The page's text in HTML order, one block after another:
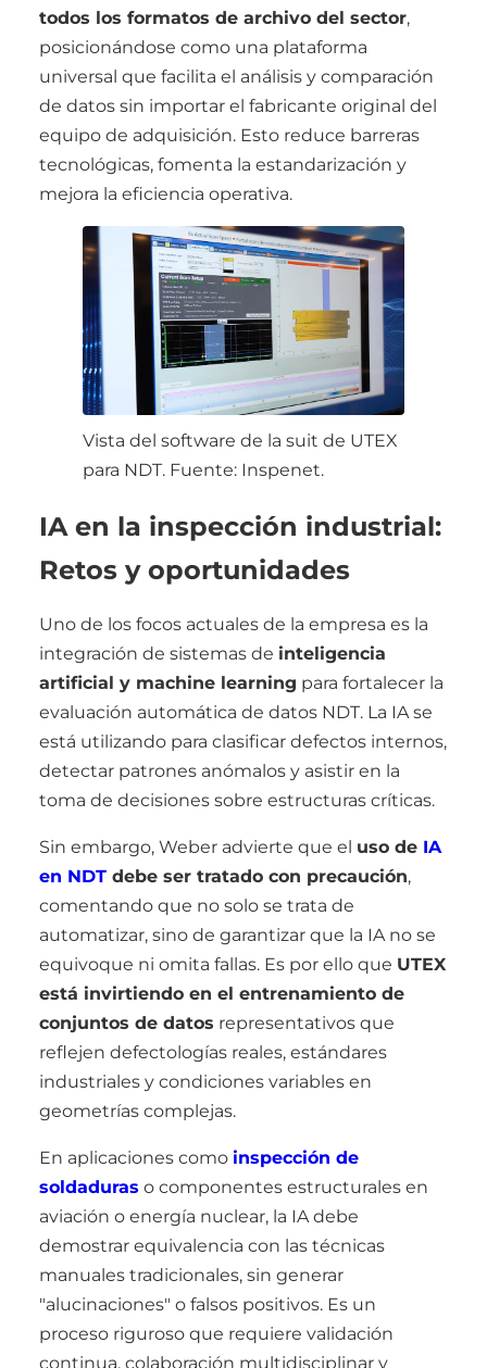
todos los formatos de archivo del sector,
posicionándose como una plataforma
universal que facilita el análisis y comparación
de datos sin importar el fabricante original del
equipo de adquisición. Esto reduce barreras
tecnológicas, fomenta la estandarización y
mejora la eficiencia operativa.
Vista del software de la suit de UTEX
para NDT. Fuente: Inspenet.
IA en la inspección industrial:
Retos y oportunidades
Uno de los focos actuales de la empresa es la
integración de sistemas de inteligencia
artificial y machine learning para fortalecer la
evaluación automática de datos NDT. La IA se
está utilizando para clasificar defectos internos,
detectar patrones anómalos y asistir en la
toma de decisiones sobre estructuras críticas.
Sin embargo, Weber advierte que el uso de IA
en NDT debe ser tratado con precaución,
comentando que no solo se trata de
automatizar, sino de garantizar que la IA no se
equivoque ni omita fallas. Es por ello que UTEX
está invirtiendo en el entrenamiento de
conjuntos de datos representativos que
reflejen defectologías reales, estándares
industriales y condiciones variables en
geometrías complejas.
En aplicaciones como inspección de
soldaduras o componentes estructurales en
aviación o energía nuclear, la IA debe
demostrar equivalencia con las técnicas
manuales tradicionales, sin generar
"alucinaciones" o falsos positivos. Es un
proceso riguroso que requiere validación
continua, colaboración multidisciplinar y